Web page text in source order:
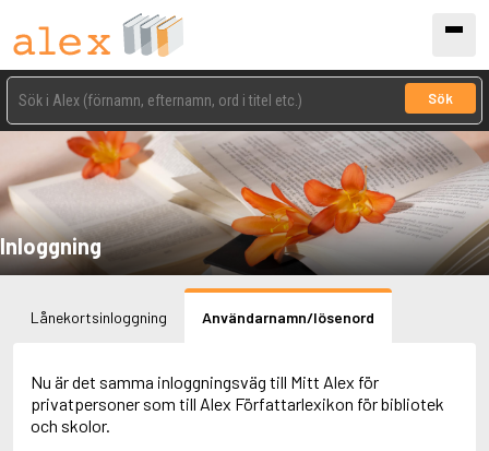
Sök
Inloggning
Lånekortsinloggning Användarnamn/lösenord
Nu är det samma inloggningsväg till Mitt Alex för
privatpersoner som till Alex Författarlexikon för bibliotek
och skolor.